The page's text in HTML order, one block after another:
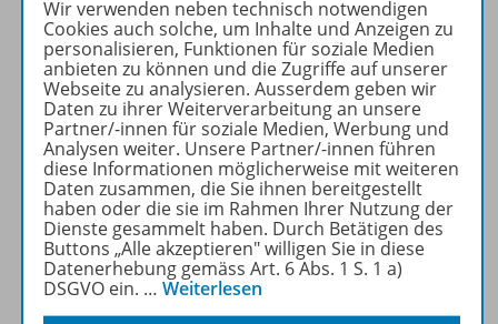
Beschreibung
Bestandteile
Zugehörige Produkte
Benachrichtigungs-Service
Wir verwenden neben technisch notwendigen
Cookies auch solche, um Inhalte und Anzeigen zu
personalisieren, Funktionen für soziale Medien
anbieten zu können und die Zugriffe auf unserer
Webseite zu analysieren. Ausserdem geben wir
Daten zu ihrer Weiterverarbeitung an unsere
Partner/-innen für soziale Medien, Werbung und
Analysen weiter. Unsere Partner/-innen führen
diese Informationen möglicherweise mit weiteren
Daten zusammen, die Sie ihnen bereitgestellt
haben oder die sie im Rahmen Ihrer Nutzung der
Dienste gesammelt haben. Durch Betätigen des
Buttons „Alle akzeptieren" willigen Sie in diese
Datenerhebung gemäss Art. 6 Abs. 1 S. 1 a)
DSGVO ein. … Weiterlesen